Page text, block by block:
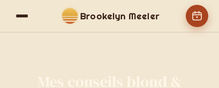
Brookelyn Meeler